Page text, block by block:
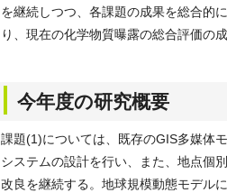
を継続しつつ、各課題の成果を総合的
り、現在の化学物質曝露の総合評価の
今年度の研究概要
課題(1)については、既存のGIS多媒体
システムの設計を行い、また、地点個
改良を継続する。地球規模動態モデル